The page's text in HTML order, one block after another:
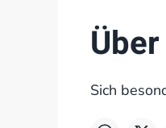
Sich